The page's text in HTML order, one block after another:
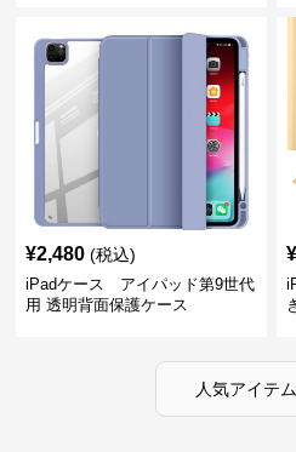
¥2,480 (税込)
iPadケース アイパッド第9世代
用 透明背面保護ケース
¥
人気アイテ